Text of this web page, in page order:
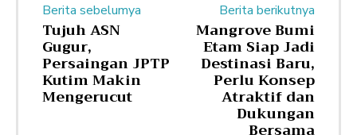
Berita sebelumya
Tujuh ASN
Gugur,
Persaingan JPTP
Kutim Makin
Mengerucut
Berita berikutnya
Mangrove Bumi
Etam Siap Jadi
Destinasi Baru,
Perlu Konsep
Atraktif dan
Dukungan
Bersama